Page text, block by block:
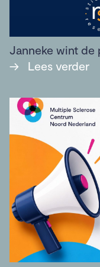
Janneke wint de
→
Lees verder